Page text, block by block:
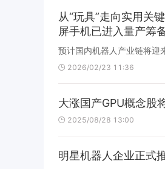
从“玩具”走向实用关
屏手机已进入量产筹
预计国内机器人产业链将迎
2026/02/23 11:36
大涨国产GPU概念股
2025/08/28 13:00
明星机器人企业正式